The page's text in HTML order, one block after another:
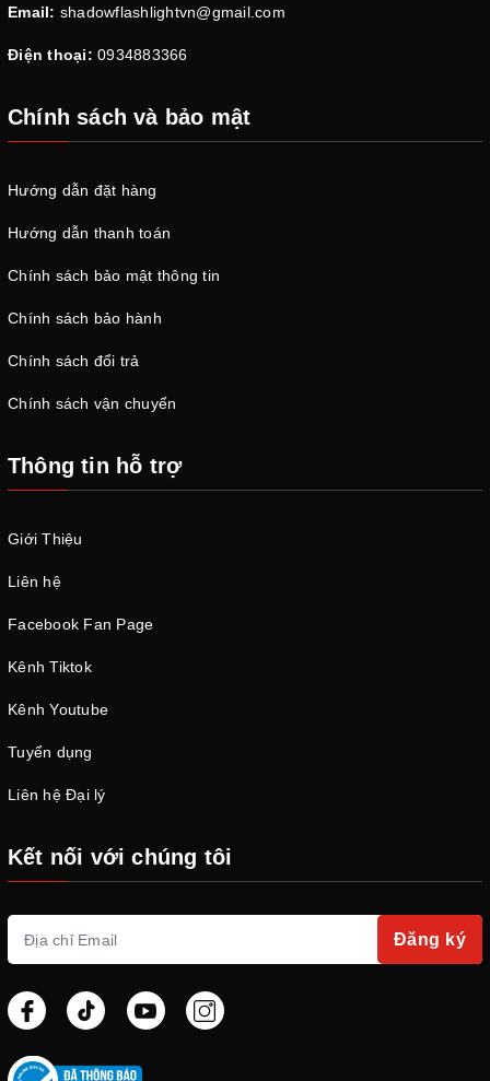
Email: shadowflashlightvn@gmail.com
Điện thoại: 0934883366
Chính sách và bảo mật
Hướng dẫn đặt hàng
Hướng dẫn thanh toán
Chính sách bảo mật thông tin
Chính sách bảo hành
Chính sách đổi trả
Chính sách vận chuyển
Thông tin hỗ trợ
Giới Thiệu
Liên hệ
Facebook Fan Page
Kênh Tiktok
Kênh Youtube
Tuyển dụng
Liên hệ Đại lý
Kết nối với chúng tôi
Đăng ký